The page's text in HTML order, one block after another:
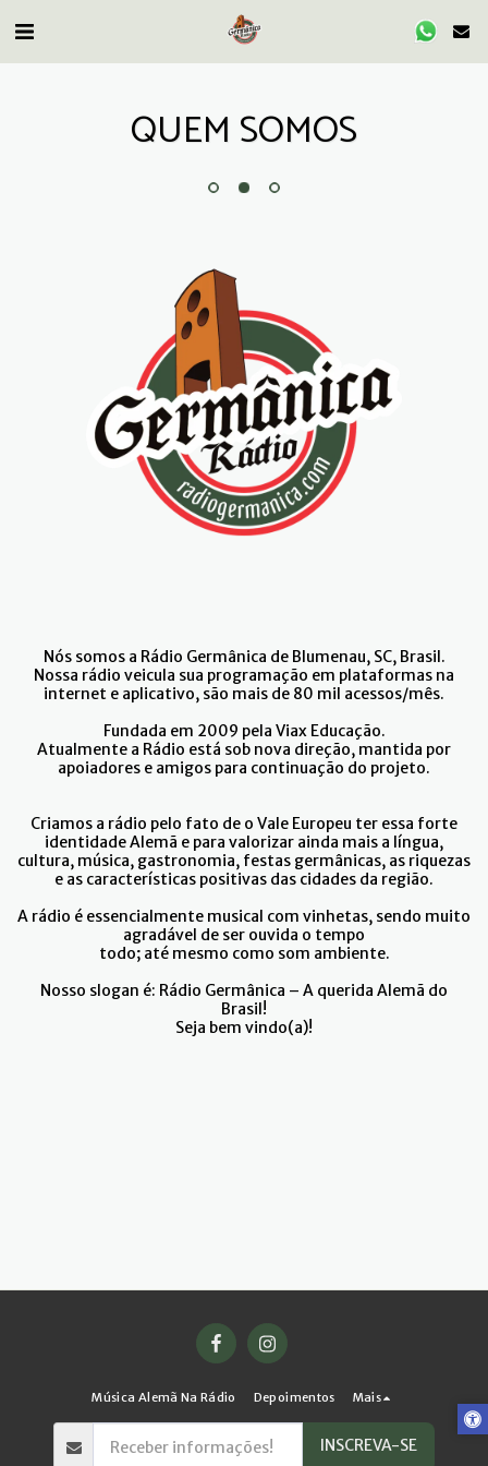
QUEM SOMOS
Nós somos a Rádio Germânica de Blumenau, SC, Brasil.
Nossa rádio veicula sua programação em plataformas na
internet e aplicativo, são mais de 80 mil acessos/mês.
Fundada em 2009 pela Viax Educação.
Atualmente a Rádio está sob nova direção, mantida por
apoiadores e amigos para continuação do projeto.
Criamos a rádio pelo fato de o Vale Europeu ter essa forte
identidade Alemã e para valorizar ainda mais a língua,
cultura, música, gastronomia, festas germânicas, as riquezas
e as características positivas das cidades da região.
A rádio é essencialmente musical com vinhetas, sendo muito
agradável de ser ouvida o tempo
todo; até mesmo como som ambiente.
Nosso slogan é: Rádio Germânica – A querida Alemã do
Brasil!
Seja bem vindo(a)!
Música Alemã Na Rádio Depoimentos Mais
INSCREVA-SE